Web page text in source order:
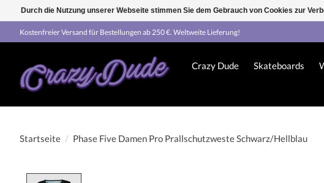
Kostenfreier Versand für Bestellungen ab 250 €. Weltweite Lieferung!
Crazy Dude Skateboards
Startseite / Phase Five Damen Pro Prallschutzweste Schwarz/Hellblau
Durch die Nutzung unserer Webseite stimmen Sie dem Gebrauch von Cookies zur